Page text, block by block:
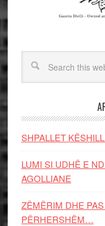
SHPALLET
LUMI SI UDHË E
AGOLLIANE
ZËMËRIM DHE
PËRHERSHËM…